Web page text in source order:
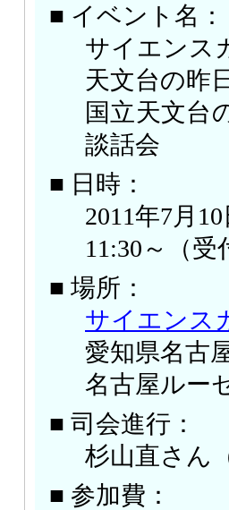
■ イベント名：
サイエンス
天文台の昨
国立天文台
談話会
■ 日時：
2011年7月10
11:30～（受
■ 場所：
サイエンス
愛知県名古
名古屋ルー
■ 司会進行：
杉山直さん
■ 参加費：